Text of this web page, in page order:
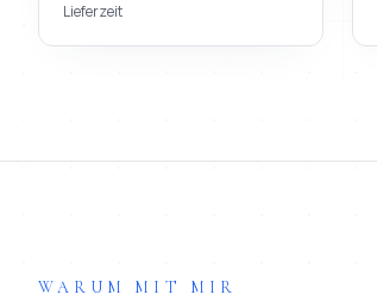
Lieferzeit
WARUM MIT MIR